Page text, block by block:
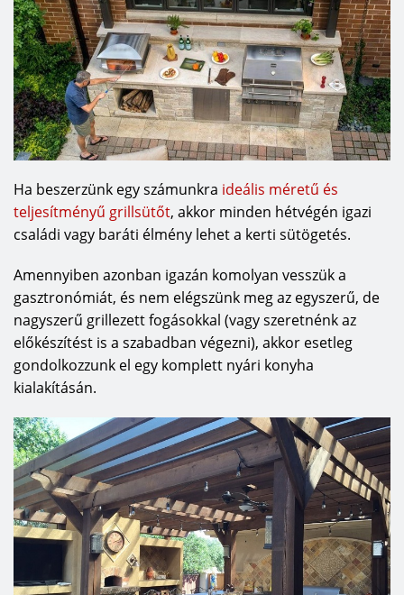
Ha beszerzünk egy számunkra ideális méretű és
teljesítményű grillsütőt, akkor minden hétvégén igazi
családi vagy baráti élmény lehet a kerti sütögetés.
Amennyiben azonban igazán komolyan vesszük a
gasztronómiát, és nem elégszünk meg az egyszerű, de
nagyszerű grillezett fogásokkal (vagy szeretnénk az
előkészítést is a szabadban végezni), akkor esetleg
gondolkozzunk el egy komplett nyári konyha
kialakításán.